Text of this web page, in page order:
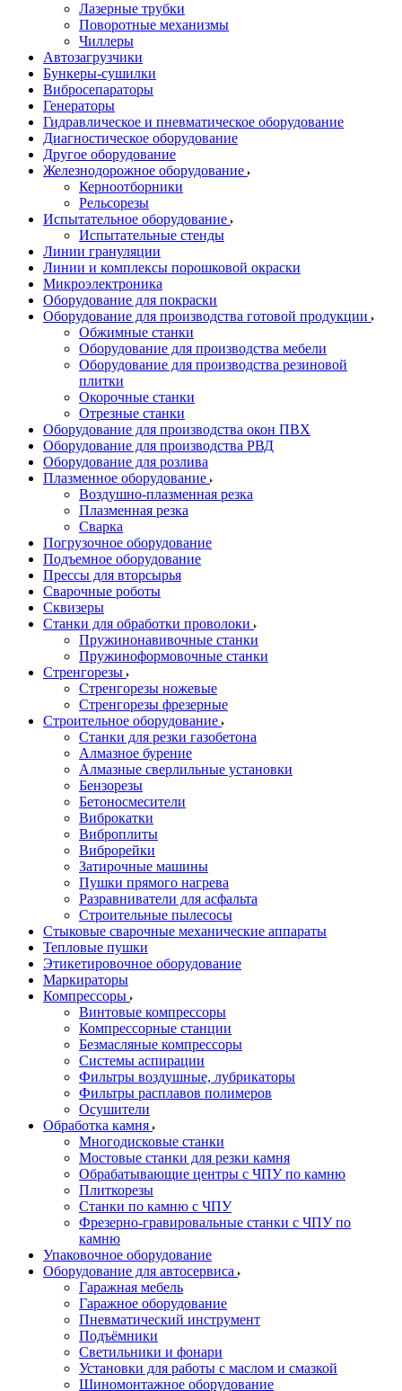
Лазерные трубки
Поворотные механизмы
Чиллеры
Автозагрузчики
Бункеры-сушилки
Вибросепараторы
Генераторы
Гидравлическое и пневматическое оборудование
Диагностическое оборудование
Другое оборудование
Железнодорожное оборудование
Керноотборники
Рельсорезы
Испытательное оборудование
Испытательные стенды
Линии грануляции
Линии и комплексы порошковой окраски
Микроэлектроника
Оборудование для покраски
Оборудование для производства готовой продукции
Обжимные станки
Оборудование для производства мебели
Оборудование для производства резиновой
плитки
Окорочные станки
Отрезные станки
Оборудование для производства окон ПВХ
Оборудование для производства РВД
Оборудование для розлива
Плазменное оборудование
Воздушно-плазменная резка
Плазменная резка
Сварка
Погрузочное оборудование
Подъемное оборудование
Прессы для вторсырья
Сварочные роботы
Сквизеры
Станки для обработки проволоки
Пружинонавивочные станки
Пружиноформовочные станки
Стренгорезы
Стренгорезы ножевые
Стренгорезы фрезерные
Строительное оборудование
Станки для резки газобетона
Алмазное бурение
Алмазные сверлильные установки
Бензорезы
Бетоносмесители
Виброкатки
Виброплиты
Виброрейки
Затирочные машины
Пушки прямого нагрева
Разравниватели для асфальта
Строительные пылесосы
Стыковые сварочные механические аппараты
Тепловые пушки
Этикетировочное оборудование
Маркираторы
Компрессоры
Винтовые компрессоры
Компрессорные станции
Безмасляные компрессоры
Системы аспирации
Фильтры воздушные, лубрикаторы
Фильтры расплавов полимеров
Осушители
Обработка камня
Многодисковые станки
Мостовые станки для резки камня
Обрабатывающие центры с ЧПУ по камню
Плиткорезы
Станки по камню с ЧПУ
Фрезерно-гравировальные станки с ЧПУ по
камню
Упаковочное оборудование
Оборудование для автосервиса
Гаражная мебель
Гаражное оборудование
Пневматический инструмент
Подъёмники
Светильники и фонари
Установки для работы с маслом и смазкой
Шиномонтажное оборудование